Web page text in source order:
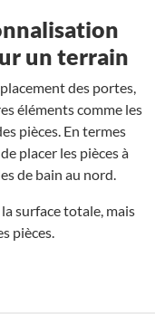
un terrain
des portes,
éléments comme les
pièces. En termes
placer les pièces à
de bain au nord.
surface totale, mais
pièces.